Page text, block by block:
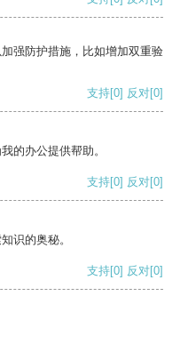
强防护措施，比如增加双重验
支持[0] 反对[0]
的办公提供帮助。
支持[0] 反对[0]
识的奥秘。
支持[0] 反对[0]